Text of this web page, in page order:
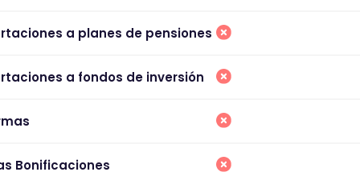
a planes de pensiones
a fondos de inversión
Bonificaciones